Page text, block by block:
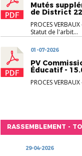
Mutés
de District 22
PROCES VERBAUX
Statut de l'arbit...
01-07-2026
PV
Éducatif -
PROCES VERBAUX
RASSEMBLEMENT -
29-04-2026